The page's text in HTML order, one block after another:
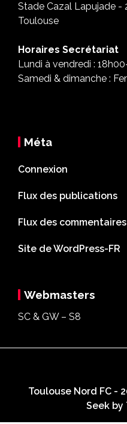
Stade Cazal Lapujade -
Toulouse
Horaires Secrétariat
Lundi à vendredi :
Samedi & dimanche :
Méta
Connexion
Flux des publications
Flux des commentaires
Site de WordPress-FR
Webmasters
SC & GW – S8
Toulouse Nord FC -
Seek by